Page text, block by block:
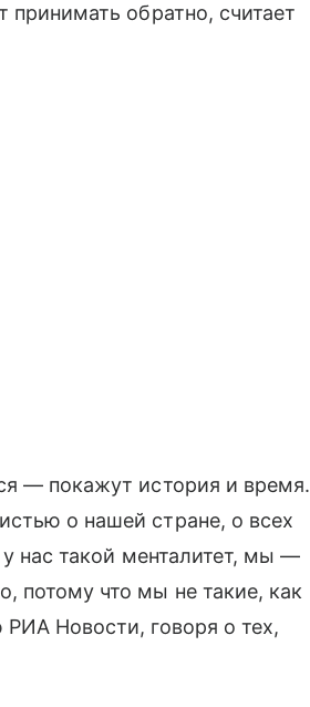
принимать обратно, считает
— покажут история и время.
о нашей стране, о всех
нас такой менталитет, мы —
что мы не такие, как
Новости, говоря о тех,